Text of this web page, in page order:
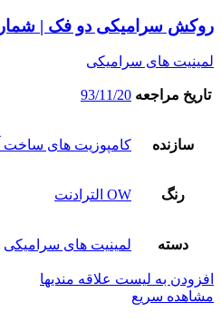
روکش سرامیکی دو فک | شماره
لمینیت های سرامیکی
تاریخ مراجعه 93/11/20
سازنده کامپوزیت های ساخت
رنگ OW الترادنت
دسته لمینیت های سرامیکی
افزودن به لیست علاقه مندیها
مشاهده سریع